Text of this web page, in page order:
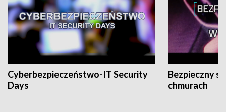
Cyberbezpieczeństwo-IT Security
Days
Bezpieczny
chmurach